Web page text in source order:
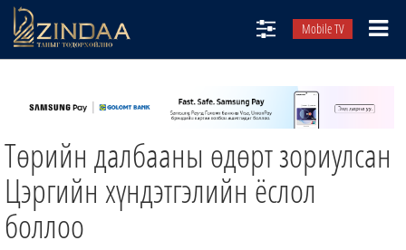
Mobile TV
ТВ8
ӨГЛӨӨНИЙ СОНИН
АУДИО ЗОХИОЛ
ЗИНДАА СЭТГҮҮЛ
Төрийн далбааны өдөрт зориулсан
Цэргийн хүндэтгэлийн ёслол
боллоо